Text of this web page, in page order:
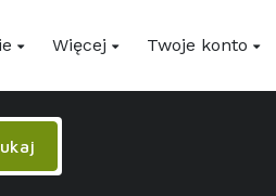
Więcej Twoje konto